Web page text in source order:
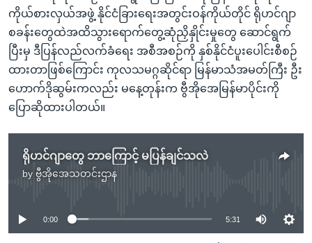
ကိုယ်စားလှယ်အဖွဲ့ နိုင်ငံခြားရေးအတွင်းဝန်ကိုယ်တိုင် ရိုဟင်ဂျာ
စခန်းတွေထဲအထိသွားရောက်တွေ့ဆုံညှိနှိုင်းမှုတွေ ဆောင်ရွက်
ပြီးမှ ဒီပြန်လည်လက်ခံရေး အစီအစဉ်ကို နှစ်နိုင်ငံပူးပေါင်းစီစဉ်
ထားတာဖြစ်ကြောင်း ကုလသမဂ္ဂဆိုင်ရာ မြန်မာသံအမတ်ကြီး ဦး
ဟောက်ဒိုဆွမ်းကလည်း မနေ့တုန်းက ဗွီအိုအေမြန်မာပိုင်းကို
ပြောဆိုထားပါတယ်။
ရိုဟင်ဂျာတွေ ဘာကြောင့် မပြန်ချင်သလဲ
by ဗွီအိုအေသတင်းဌာန
No media source currently available
0:00 5:31